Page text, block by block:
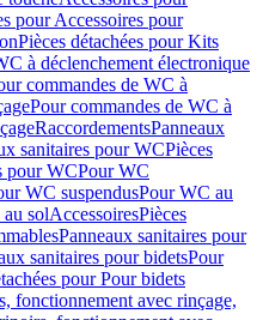
pour Accessoires pour
Pièces détachées pour Kits
à déclenchement électronique
commandes de WC à
Pour commandes de WC à
RaccordementsPanneaux
sanitaires pour WCPièces
pour WCPour WC
WC suspendusPour WC au
solAccessoiresPièces
Panneaux sanitaires pour
sanitaires pour bidetsPour
pour Pour bidets
fonctionnement avec rinçage,